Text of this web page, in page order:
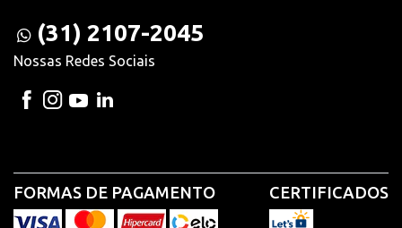
(31) 2107-2045
Nossas Redes Sociais
FORMAS DE PAGAMENTO CERTIFICADOS